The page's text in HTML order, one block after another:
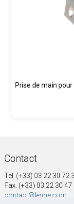
Prise de main
Contact
Tel. (+33) 03 22 30 72
Fax. (+33) 03 22 30 47
contact@lenne.com